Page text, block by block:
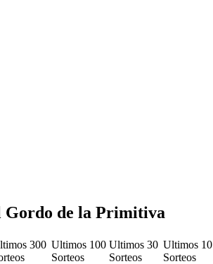
Gordo de la Primitiva
300 Ultimos 100
Sorteos
Ultimos 30
Sorteos
Ultimos 10
Sorteos